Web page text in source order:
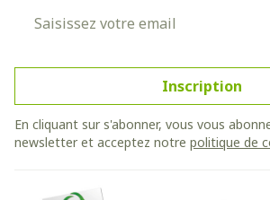
Inscription
En cliquant sur s'abonner, vous vous
newsletter et acceptez notre politique de